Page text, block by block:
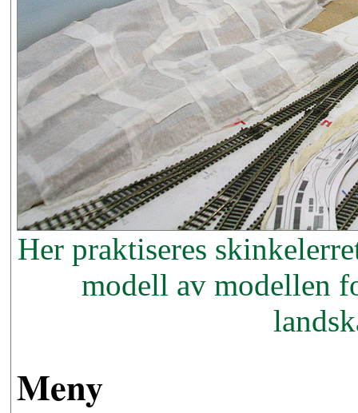
Her praktiseres
modell av modellen
Meny